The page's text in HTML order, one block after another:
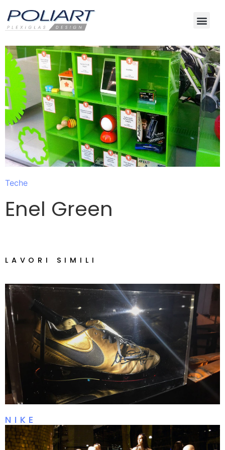
Teche
Enel Green
LAVORI SIMILI
NIKE